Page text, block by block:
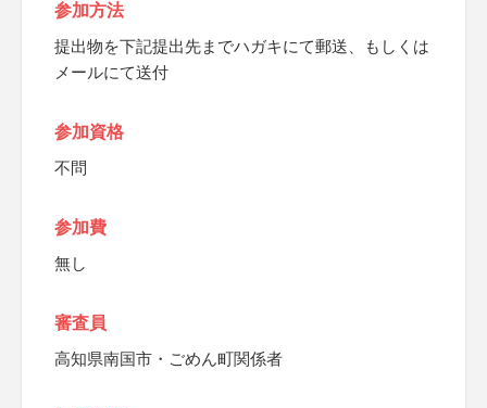
参加方法
提出物を下記提出先までハガキにて郵送、もしくは
メールにて送付
参加資格
不問
参加費
無し
審査員
高知県南国市・ごめん町関係者